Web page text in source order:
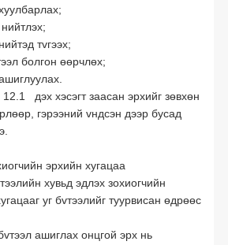
тvгээх;
болгон өөрчлөх;
дэх хэсэгт заасан эрхийг зөвхөн
гэрээний vндсэн дээр бусад
эрхийн хугацаа
хувьд эдлэх зохиогчийн
уг бvтээлийг туурвисан өдрөөс
ашиглах онцгой эрх нь